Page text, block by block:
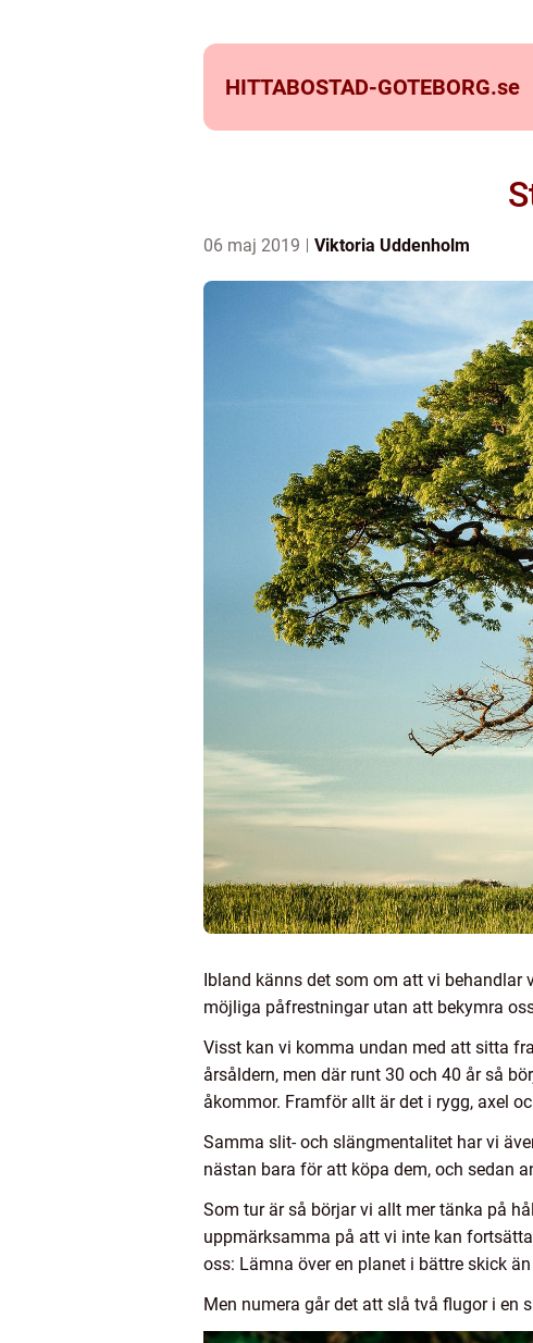
HITTABOSTAD-GOTEBORG.se
06 maj 2019 Viktoria Uddenholm
Ibland känns det som om att vi
möjliga påfrestningar utan att bekymra
Visst kan vi komma undan med att sitta
årsåldern, men där runt 30 och 40 år så
åkommor. Framför allt är det i rygg, axel
Samma slit- och slängmentalitet har vi
nästan bara för att köpa dem, och sedan
Som tur är så börjar vi allt mer tänka på
uppmärksamma på att vi inte kan
oss: Lämna över en planet i bättre skick
Men numera går det att slå två flugor i en